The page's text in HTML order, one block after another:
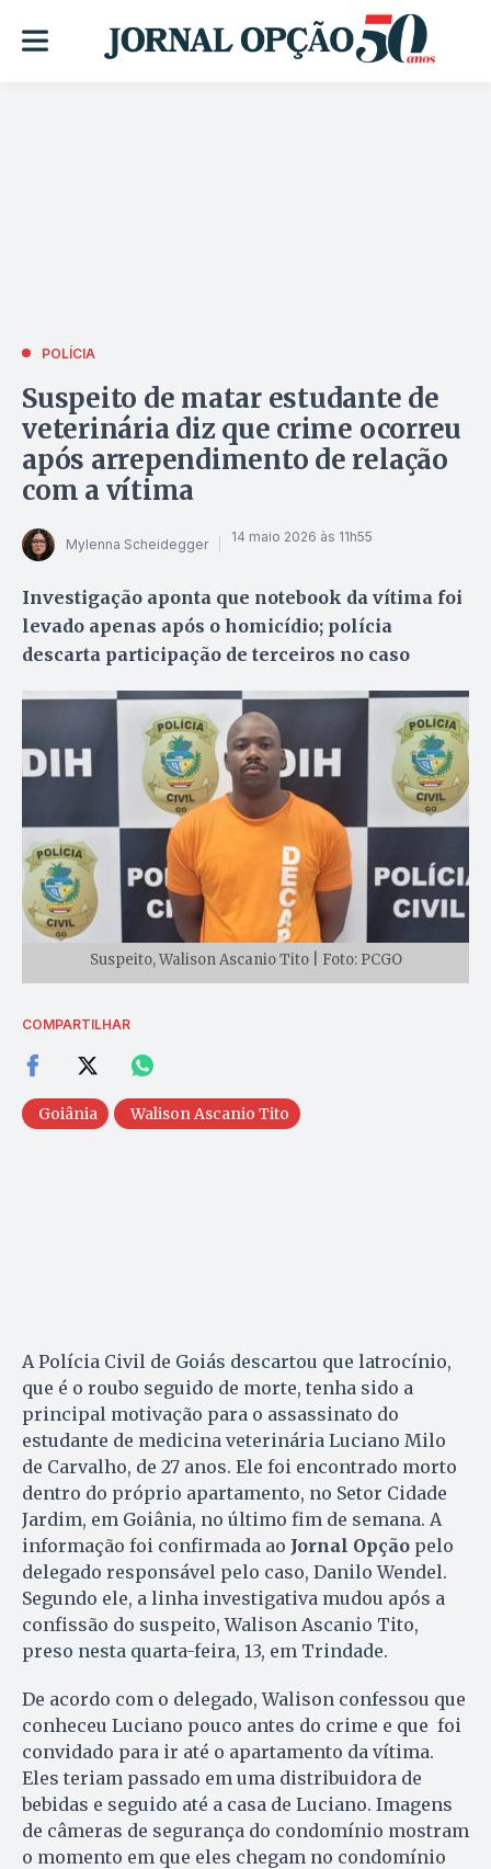
POLÍCIA
Suspeito de matar estudante de
veterinária diz que crime ocorreu
após arrependimento de relação
com a vítima
Mylenna Scheidegger 14 maio 2026 às 11h55
Investigação aponta que notebook da vítima foi
levado apenas após o homicídio; polícia
descarta participação de terceiros no caso
Suspeito, Walison Ascanio Tito | Foto: PCGO
COMPARTILHAR
Goiânia Walison Ascanio Tito
A Polícia Civil de Goiás descartou que latrocínio,
que é o roubo seguido de morte, tenha sido a
principal motivação para o assassinato do
estudante de medicina veterinária Luciano Milo
de Carvalho, de 27 anos. Ele foi encontrado morto
dentro do próprio apartamento, no Setor Cidade
Jardim, em Goiânia, no último fim de semana. A
informação foi confirmada ao Jornal Opção pelo
delegado responsável pelo caso, Danilo Wendel.
Segundo ele, a linha investigativa mudou após a
confissão do suspeito, Walison Ascanio Tito,
preso nesta quarta-feira, 13, em Trindade.
De acordo com o delegado, Walison confessou que
conheceu Luciano pouco antes do crime e que foi
convidado para ir até o apartamento da vítima.
Eles teriam passado em uma distribuidora de
bebidas e seguido até a casa de Luciano. Imagens
de câmeras de segurança do condomínio mostram
o momento em que eles chegam no condomínio